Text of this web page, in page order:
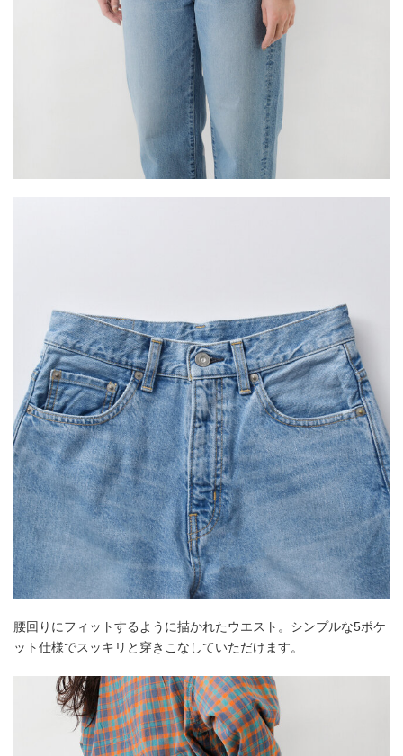
腰回りにフィットするように描かれたウエスト。シンプルな5ポケ
ット仕様でスッキリと穿きこなしていただけます。